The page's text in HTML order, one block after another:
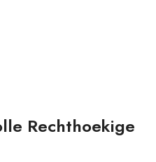
Rechthoekige